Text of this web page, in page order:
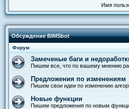
Имя
Обсуждение BIMSbot
Форум
Замеченые баги и
Пишем все, что по вашему мнению
Предложения по изменениям
Пишем свои идеи по изменению
Новые функции
Пишем предложения по новым